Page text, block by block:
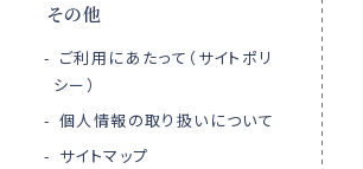
その他
ご利用にあたって（サイトポリ
シー）
個人情報の取り扱いについて
サイトマップ